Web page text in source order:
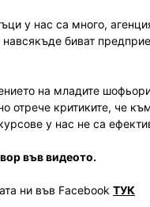
у нас са много,
биват
на младите
отрече критиките, че
у нас не са
във видеото.
ни във Facebook ТУК